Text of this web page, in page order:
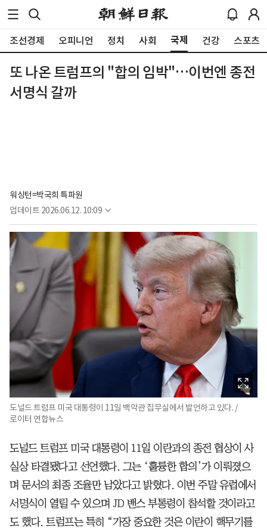
조선경제 오피니언 정치 사회 국제 건강 스포츠
또 나온 트럼프의 "합의 임박"…이번엔 종전
서명식 갈까
워싱턴=박국희 특파원
업데이트 2026.06.12. 10:09
도널드 트럼프 미국 대통령이 11일 백악관 집무실에서 발언하고 있다. /
로이터 연합뉴스
도널드 트럼프 미국 대통령이 11일 이란과의 종전 협상이 사
실상 타결됐다고 선언했다. 그는 ‘훌륭한 합의’가 이뤄졌으
며 문서의 최종 조율만 남았다고 밝혔다. 이번 주말 유럽에서
서명식이 열릴 수 있으며 JD 밴스 부통령이 참석할 것이라고
도 했다. 트럼프는 특히 “가장 중요한 것은 이란이 핵무기를